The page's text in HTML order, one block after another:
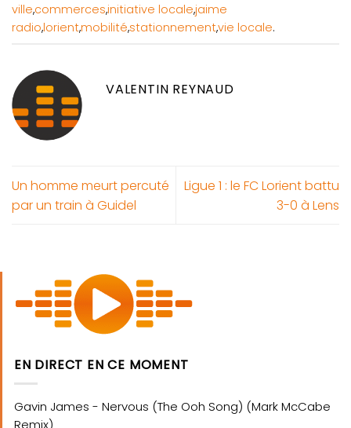
ville,commerces,initiative locale,jaime
radio,lorient,mobilité,stationnement,vie locale.
VALENTIN REYNAUD
Un homme meurt percuté
par un train à Guidel
Ligue 1 : le FC Lorient battu
3-0 à Lens
EN DIRECT EN CE MOMENT